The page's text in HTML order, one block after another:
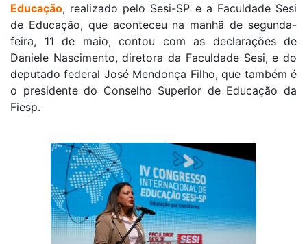
Educação, realizado pelo Sesi-SP e a Faculdade Sesi
de Educação, que aconteceu na manhã de segunda-
feira, 11 de maio, contou com as declarações de
Daniele Nascimento, diretora da Faculdade Sesi, e do
deputado federal José Mendonça Filho, que também é
o presidente do Conselho Superior de Educação da
Fiesp.